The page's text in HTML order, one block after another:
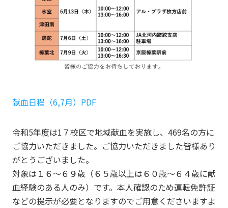
献血日程（6,7月）PDF
令和5年度は1７校区で地域献血を実施し、469名の方に
ご協力いただきました。ご協力いただきました皆様あり
がとうございました。
対象は１６～６９歳（６５歳以上は６０歳～６４歳に献
血経験のある人のみ）です。本人確認のため運転免許証
などの提示が必要となりますのでご用意くださいますよ